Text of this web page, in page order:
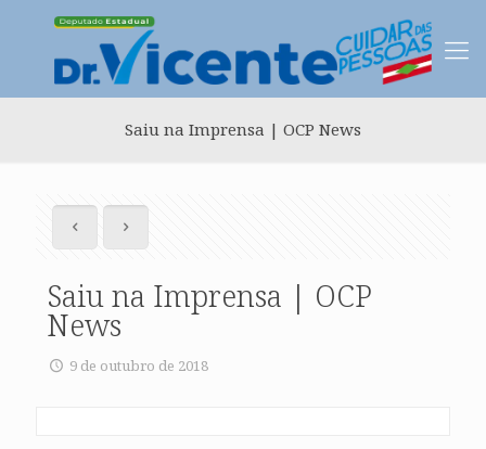
Saiu na Imprensa | OCP News
Saiu na Imprensa | OCP
News
9 de outubro de 2018